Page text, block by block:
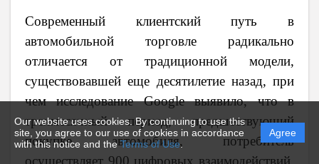
Our website uses cookies. By continuing to use this
site, you agree to our use of cookies in accordance
with this notice and theTerms of Use.
Agree
Современный клиентский путь в
автомобильной торговле радикально
отличается от традиционной модели,
существовавшей еще десятилетие назад, при
чем исследованиеGoogleвыявило, что в
трехмесячный период, предшествующий
покупке автомобиля, потребитель
осуществляет 900 цифровых взаимодействий,